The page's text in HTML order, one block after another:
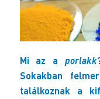
Mi az a porlakk
Sokakban
találkoznak a